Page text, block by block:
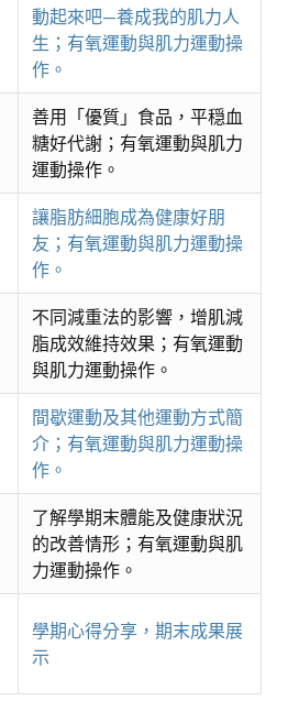
動起來吧—養成我的肌力人
生；有氧運動與肌力運動操
作。
善用「優質」食品，平穏血
糖好代謝；有氧運動與肌力
運動操作。
讓脂肪細胞成為健康好朋
友；有氧運動與肌力運動操
作。
不同減重法的影響，增肌減
脂成效維持效果；有氧運動
與肌力運動操作。
間歇運動及其他運動方式簡
介；有氧運動與肌力運動操
作。
了解學期末體能及健康狀況
的改善情形；有氧運動與肌
力運動操作。
學期心得分享，期末成果展
示